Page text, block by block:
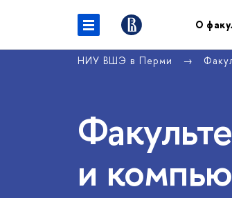
О
НИУ ВШЭ в Перми
и